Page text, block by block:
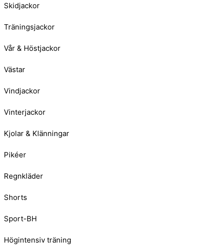
Skidjackor
Träningsjackor
Vår & Höstjackor
Västar
Vindjackor
Vinterjackor
Kjolar & Klänningar
Pikéer
Regnkläder
Shorts
Sport-BH
Högintensiv träning